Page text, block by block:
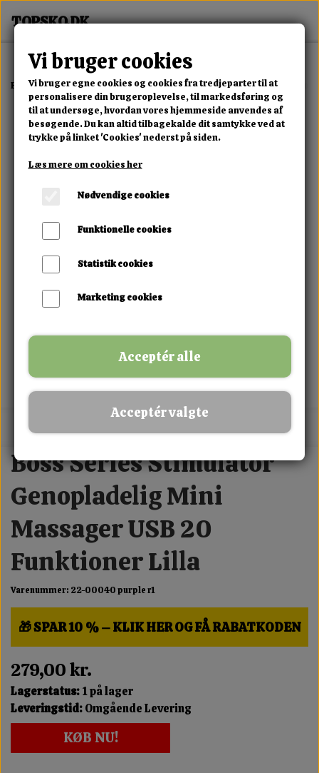
Forside Erotisk Kollektion Alle Produkter Boss Series Stimulator
MIX FRIT · KØB 3 BETAL FOR 2
Boss Series Stimulator
Genopladelig Mini
Massager USB 20
Funktioner Lilla
Varenummer: 22-00040 purple r1
🎁 SPAR 10 % – KLIK HER OG FÅ RABATKODEN
279,00 kr.
Lagerstatus:1 på lager
Leveringstid:Omgående Levering
KØB NU!
Vi bruger cookies
Vi bruger egne cookies og cookies fra tredjeparter til at
personalisere din brugeroplevelse, til markedsføring og
til at undersøge, hvordan vores hjemmeside anvendes af
besøgende. Du kan altid tilbagekalde dit samtykke ved at
trykke på linket 'Cookies' nederst på siden.
Læs mere om cookies her
Nødvendige cookies
Funktionelle cookies
Statistik cookies
Marketing cookies
Acceptér alle
Acceptér valgte